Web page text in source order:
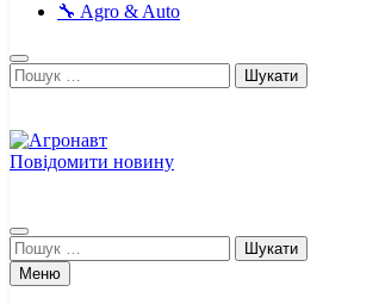
🔧 Agro & Auto
Пошук:
Повідомити новину
Пошук:
Меню